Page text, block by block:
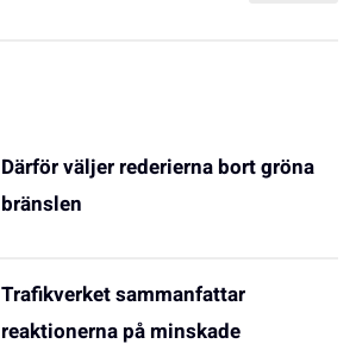
Därför väljer rederierna bort gröna
bränslen
Trafikverket sammanfattar
reaktionerna på minskade